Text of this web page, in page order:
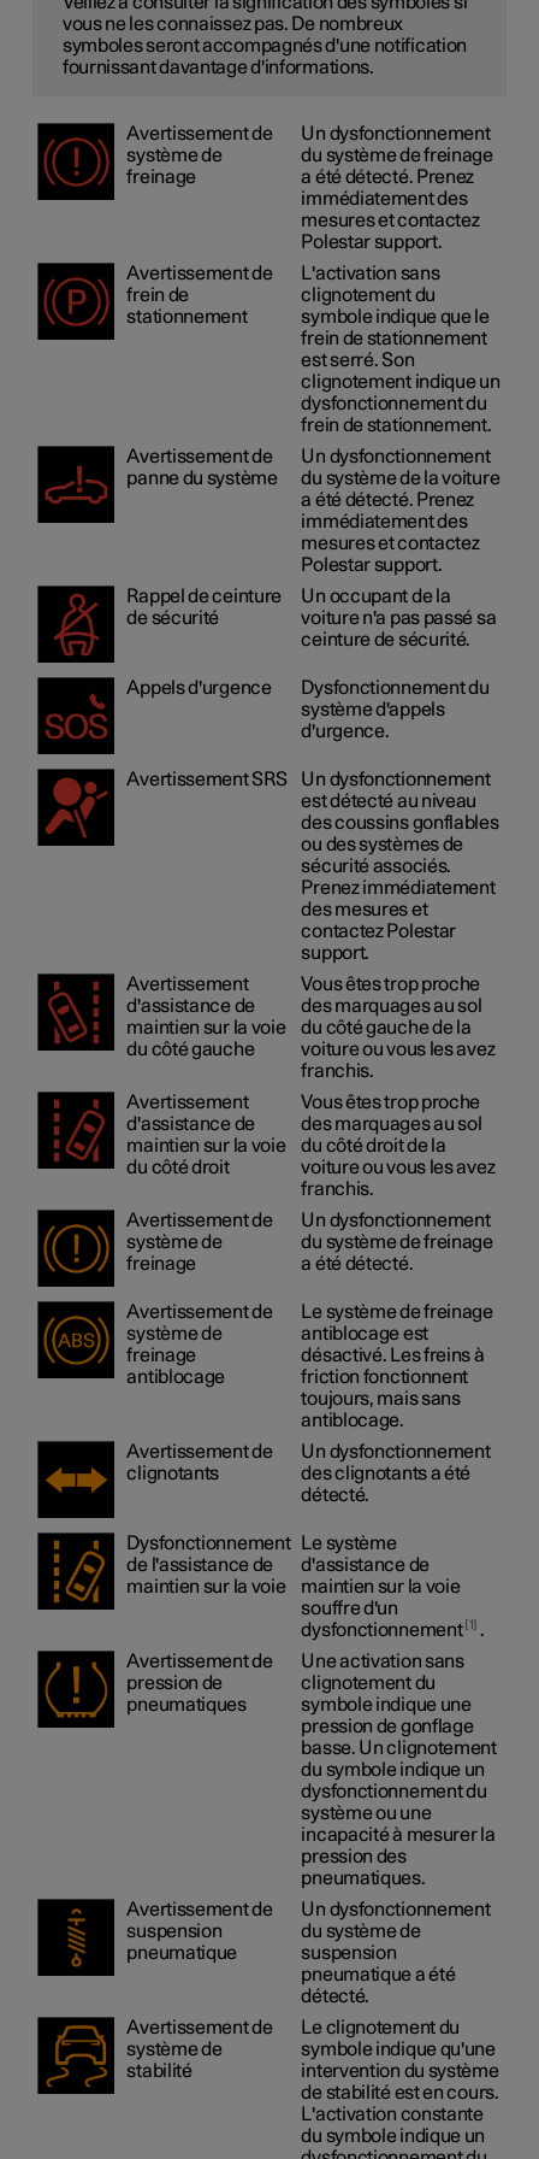
vous ne les connaissez pas. De nombreux
symboles seront accompagnés d'une notification
fournissant davantage d'informations.
Avertissement de
système de
freinage
Un dysfonctionnement
du système de freinage
a été détecté. Prenez
immédiatement des
mesures et contactez
Polestar support.
Avertissement de
frein de
stationnement
L'activation sans
clignotement du
symbole indique que le
frein de stationnement
est serré. Son
clignotement indique un
dysfonctionnement du
frein de stationnement.
Avertissement de
panne du système
Un dysfonctionnement
du système de la voiture
a été détecté. Prenez
immédiatement des
mesures et contactez
Polestar support.
Rappel de ceinture
de sécurité
Un occupant de la
voiture n'a pas passé sa
ceinture de sécurité.
Appels d'urgence
Dysfonctionnement du
système d'appels
d'urgence.
Avertissement SRS
Un dysfonctionnement
est détecté au niveau
des coussins gonflables
ou des systèmes de
sécurité associés.
Prenez immédiatement
des mesures et
contactez Polestar
support.
Avertissement
d'assistance de
maintien sur la voie
du côté gauche
Vous êtes trop proche
des marquages au sol
du côté gauche de la
voiture ou vous les avez
franchis.
Avertissement
d'assistance de
maintien sur la voie
du côté droit
Vous êtes trop proche
des marquages au sol
du côté droit de la
voiture ou vous les avez
franchis.
Avertissement de
système de
freinage
Un dysfonctionnement
du système de freinage
a été détecté.
Avertissement de
système de
freinage
antiblocage
Le système de freinage
antiblocage est
désactivé. Les freins à
friction fonctionnent
toujours, mais sans
antiblocage.
Avertissement de
clignotants
Un dysfonctionnement
des clignotants a été
détecté.
Dysfonctionnement
de l'assistance de
maintien sur la voie
Le système
d'assistance de
maintien sur la voie
souffre d'un
dysfonctionnement 1
.
Avertissement de
pression de
pneumatiques
Une activation sans
clignotement du
symbole indique une
pression de gonflage
basse. Un clignotement
du symbole indique un
dysfonctionnement du
système ou une
incapacité à mesurer la
pression des
pneumatiques.
Avertissement de
suspension
pneumatique
Un dysfonctionnement
du système de
suspension
pneumatique a été
détecté.
Avertissement de
système de
stabilité
Le clignotement du
symbole indique qu'une
intervention du système
de stabilité est en cours.
L'activation constante
du symbole indique un